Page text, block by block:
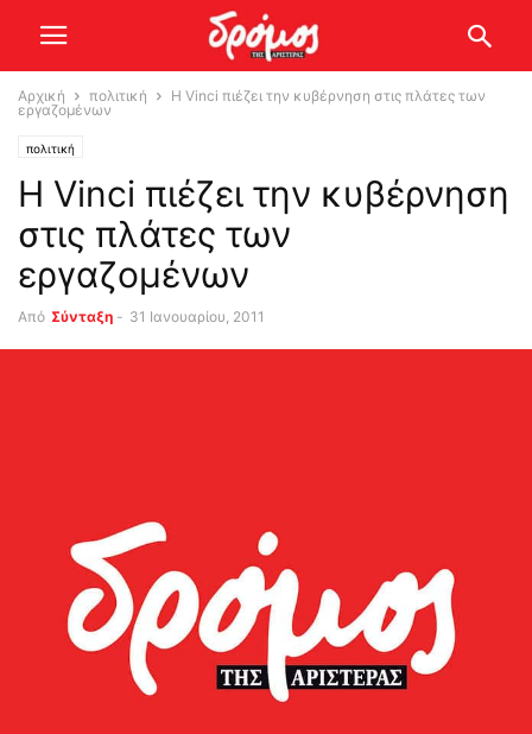
Αρχική πολιτική
Η Vinci πιέζει την κυβέρνηση στις πλάτες των
εργαζομένων
πολιτική
Η Vinci πιέζει την κυβέρνηση
στις πλάτες των
εργαζομένων
Από Σύνταξη - 31 Ιανουαρίου, 2011